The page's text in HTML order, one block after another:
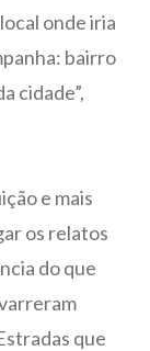
onde iria
bairro
cidade”,
e mais
os relatos
do que
que